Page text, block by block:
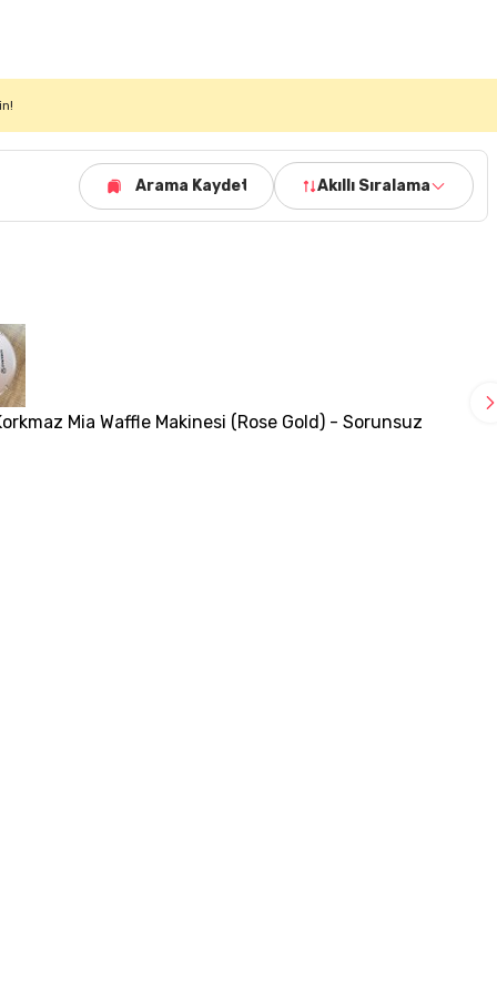
Arama Kaydet Akıllı Sıralama
Mia Waffle Makinesi (Rose Gold) - Sorunsuz